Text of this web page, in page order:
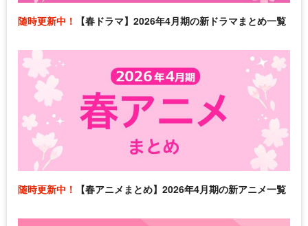
随時更新中！ 【春ドラマ】2026年4月期の新ドラマまとめ一覧
随時更新中！ 【春アニメまとめ】2026年4月期の新アニメ一覧